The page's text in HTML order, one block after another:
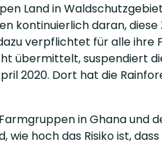
Land in
kontinuierlich daran,
verpflichtet für alle ihre
übermittelt, suspendiert
2020. Dort hat die
in Ghana und
hoch das Risiko ist,